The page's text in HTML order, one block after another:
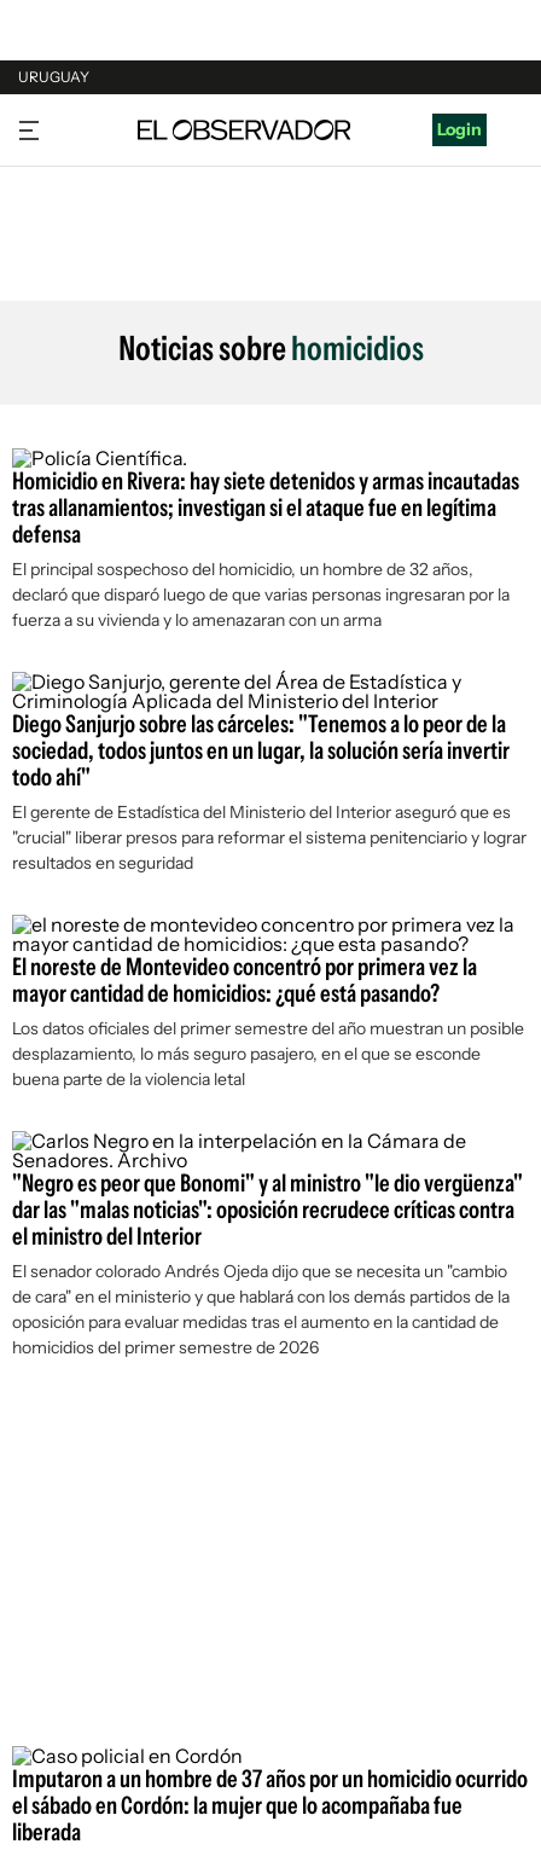
URUGUAY
URUGUAY
ARGENTINA
Login
Noticias sobrehomicidios
Homicidio en Rivera: hay siete detenidos y armas incautadas
tras allanamientos; investigan si el ataque fue en legítima
defensa
El principal sospechoso del homicidio, un hombre de 32 años,
declaró que disparó luego de que varias personas ingresaran por la
fuerza a su vivienda y lo amenazaran con un arma
Diego Sanjurjo sobre las cárceles: "Tenemos a lo peor de la
sociedad, todos juntos en un lugar, la solución sería invertir
todo ahí"
El gerente de Estadística del Ministerio del Interior aseguró que es
"crucial" liberar presos para reformar el sistema penitenciario y lograr
resultados en seguridad
El noreste de Montevideo concentró por primera vez la
mayor cantidad de homicidios: ¿qué está pasando?
Los datos oficiales del primer semestre del año muestran un posible
desplazamiento, lo más seguro pasajero, en el que se esconde
buena parte de la violencia letal
"Negro es peor que Bonomi" y al ministro "le dio vergüenza"
dar las "malas noticias": oposición recrudece críticas contra
el ministro del Interior
El senador colorado Andrés Ojeda dijo que se necesita un "cambio
de cara" en el ministerio y que hablará con los demás partidos de la
oposición para evaluar medidas tras el aumento en la cantidad de
homicidios del primer semestre de 2026
Imputaron a un hombre de 37 años por un homicidio ocurrido
el sábado en Cordón: la mujer que lo acompañaba fue
liberada